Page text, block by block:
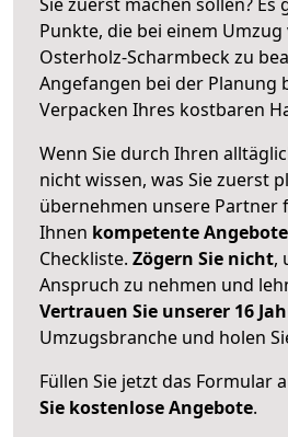
Punkte, die bei einem
Osterholz-Scharmbeck zu
Angefangen bei der Planung
Verpacken Ihres kostbaren
Wenn Sie durch Ihren
nicht wissen, was Sie zuerst
übernehmen unsere Partner
Ihnen kompetente Angebote
Checkliste. Zögern Sie nicht,
Anspruch zu nehmen und
Vertrauen Sie unserer 16
Umzugsbranche und holen
Füllen Sie jetzt das Formular
Sie kostenlose Angebote.